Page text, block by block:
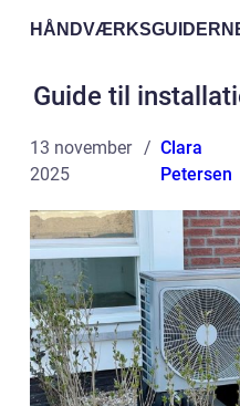
Guide til
13 november
2025
Clara
Petersen